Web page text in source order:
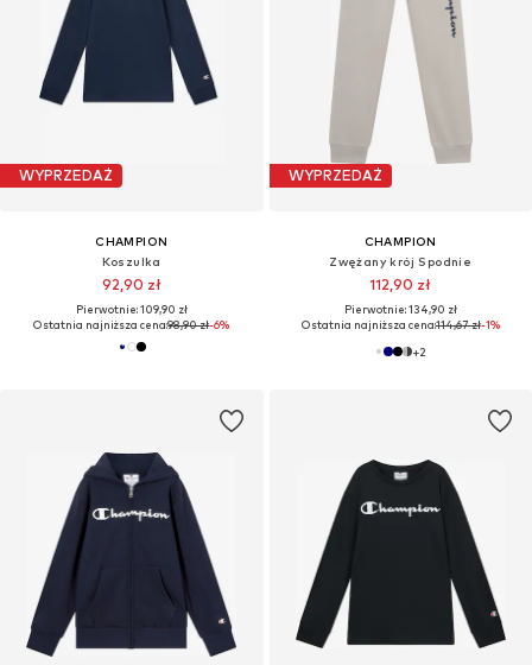
WYPRZEDAŻ
CHAMPION
Koszulka
92,90 zł
Pierwotnie: 109,90 zł
Ostatnia najniższa cena:98,90 zł-6%
WYPRZEDAŻ
CHAMPION
Zwężany krój Spodnie
112,90 zł
Pierwotnie: 134,90 zł
Ostatnia najniższa cena:114,67 zł-1%
+2